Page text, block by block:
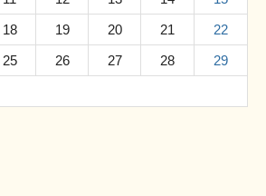
18 19 20 21
22
25 26 27 28
29